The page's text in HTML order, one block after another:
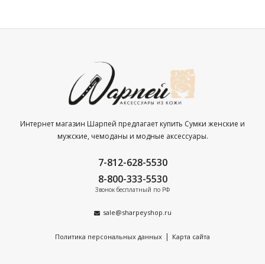
Интернет магазин Шарпей предлагает купить Сумки женские и
мужские, чемоданы и модные аксессуары.
7-812-628-5530
8-800-333-5530
Звонок бесплатный по РФ
sale@sharpeyshop.ru
Политика персональных данных | Карта сайта